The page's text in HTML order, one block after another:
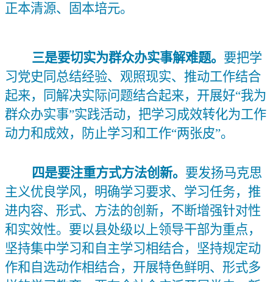
正本清源、固本培元。
三是要切实为群众办实事解难题。 要把学
习党史同总结经验、观照现实、推动工作结合
起来，同解决实际问题结合起来，开展好“我为
群众办实事”实践活动，把学习成效转化为工作
动力和成效，防止学习和工作“两张皮”。
四是要注重方式方法创新。 要发扬马克思
主义优良学风，明确学习要求、学习任务，推
进内容、形式、方法的创新，不断增强针对性
和实效性。要以县处级以上领导干部为重点，
坚持集中学习和自主学习相结合，坚持规定动
作和自选动作相结合，开展特色鲜明、形式多